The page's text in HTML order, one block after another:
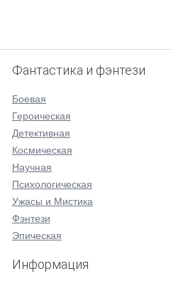
Фантастика и фэнтези
Боевая
Героическая
Детективная
Космическая
Научная
Психологическая
Ужасы и Мистика
Фэнтези
Эпическая
Информация